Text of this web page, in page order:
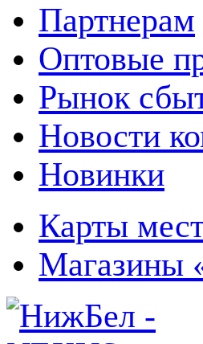
Партнерам
Оптовые
Рынок
Новости
Новинки
Карты
Магазины